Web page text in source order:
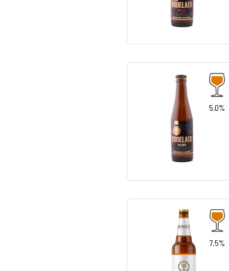
5.0%
7.5%